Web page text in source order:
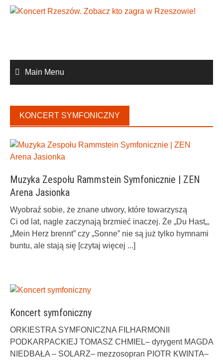
Skip
Main Menu
KONCERT SYMFONICZNY
Muzyka Zespołu Rammstein Symfonicznie | ZEN
Arena Jasionka
Wyobraź sobie, że znane utwory, które towarzyszą
Ci od lat, nagle zaczynają brzmieć inaczej. Że „Du Hast„,
„Mein Herz brennt” czy „Sonne” nie są już tylko hymnami
buntu, ale stają się [czytaj więcej ...]
Koncert symfoniczny
ORKIESTRA SYMFONICZNA FILHARMONII
PODKARPACKIEJ TOMASZ CHMIEL– dyrygent MAGDA
NIEDBAŁA – SOLARZ– mezzosopran PIOTR KWINTA–